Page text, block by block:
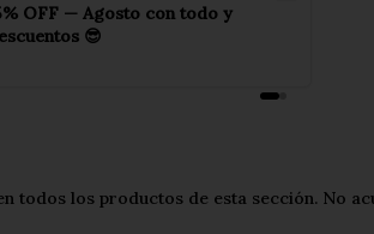
OFF — Agosto con todo y
😎
todos los productos de esta sección. No